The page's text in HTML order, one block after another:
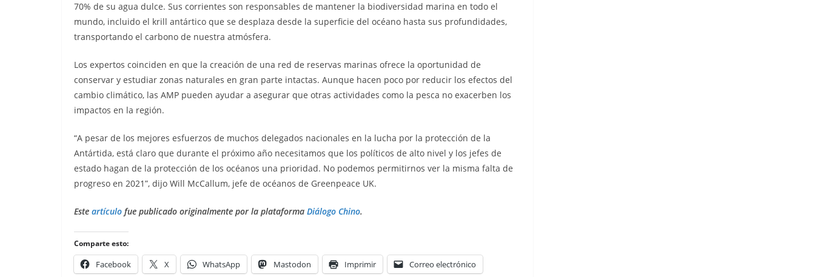
70% de su agua dulce. Sus corrientes son responsables de mantener la biodiversidad marina en todo el
mundo, incluido el krill antártico que se desplaza desde la superficie del océano hasta sus profundidades,
transportando el carbono de nuestra atmósfera.
Los expertos coinciden en que la creación de una red de reservas marinas ofrece la oportunidad de
conservar y estudiar zonas naturales en gran parte intactas. Aunque hacen poco por reducir los efectos del
cambio climático, las AMP pueden ayudar a asegurar que otras actividades como la pesca no exacerben los
impactos en la región.
“A pesar de los mejores esfuerzos de muchos delegados nacionales en la lucha por la protección de la
Antártida, está claro que durante el próximo año necesitamos que los políticos de alto nivel y los jefes de
estado hagan de la protección de los océanos una prioridad. No podemos permitirnos ver la misma falta de
progreso en 2021”, dijo Will McCallum, jefe de océanos de Greenpeace UK.
Este artículo fue publicado originalmente por la plataforma Diálogo Chino.
Comparte esto:
Facebook X WhatsApp Mastodon Imprimir Correo electrónico